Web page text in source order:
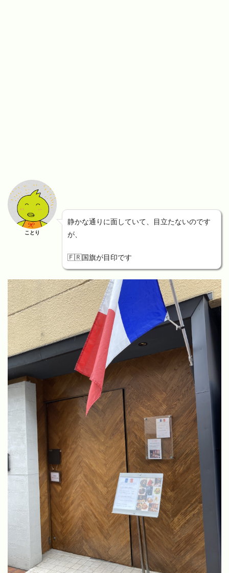
ことり
静かな通りに面していて、目立たないのです
が、
🇫🇷国旗が目印です